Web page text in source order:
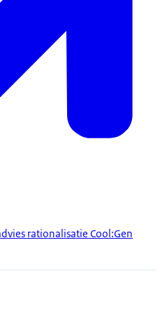
rationalisatie Cool:Gen